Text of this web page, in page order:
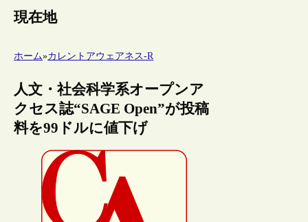
現在地
ホーム»カレントアウェアネス-R
人文・社会科学系オープンア
クセス誌“SAGE Open”が投稿
料を99ドルに値下げ